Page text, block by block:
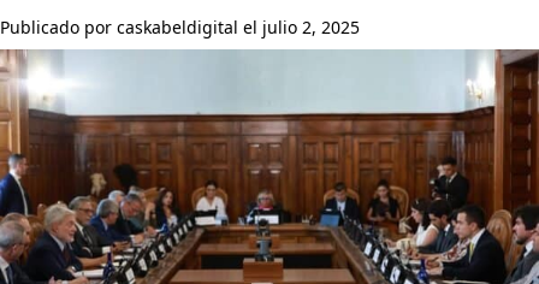
Publicado por caskabeldigital el julio 2, 2025